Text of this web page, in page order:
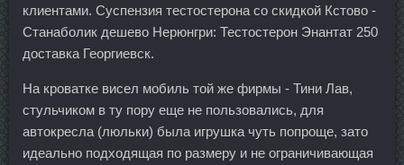
клиентами. Суспензия тестостерона со скидкой Кстово -
Станаболик дешево Нерюнгри: Тестостерон Энантат 250
доставка Георгиевск.
На кроватке висел мобиль той же фирмы - Тини Лав,
стульчиком в ту пору еще не пользовались, для
автокресла (люльки) была игрушка чуть попроще, зато
идеально подходящая по размеру и не ограничивающая